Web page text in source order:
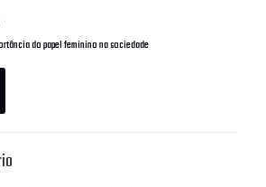
do papel feminino na sociedade